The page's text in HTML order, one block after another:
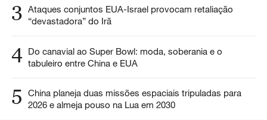
3 Ataques conjuntos EUA-Israel provocam retaliação
“devastadora” do Irã
4 Do canavial ao Super Bowl: moda, soberania e o
tabuleiro entre China e EUA
5
China planeja duas missões espaciais tripuladas para
2026 e almeja pouso na Lua em 2030